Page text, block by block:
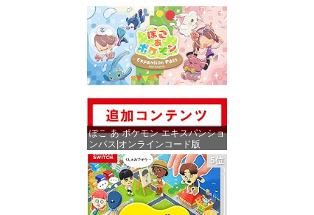
ぽこ あ ポケモン エキスパンショ
ンパス|オンラインコード版
価格：¥4,400
5位